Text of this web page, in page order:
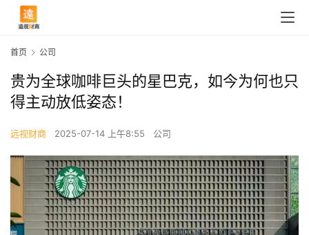
首页 公司
贵为全球咖啡巨头的星巴克，如今为何也只
得主动放低姿态！
远视财商 2025-07-14 上午8:55 公司